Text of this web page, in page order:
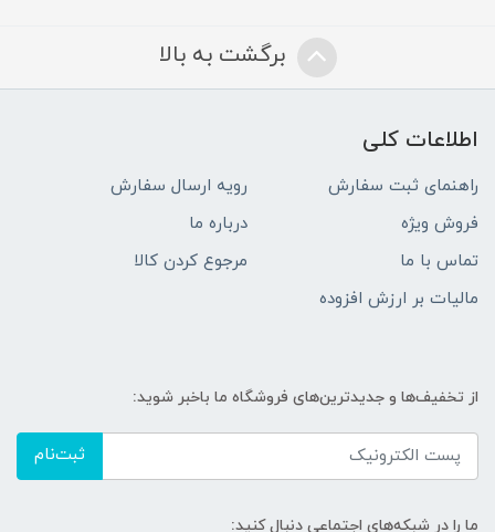
برگشت به بالا
اطلاعات کلی
راهنمای ثبت سفارش
رویه ارسال سفارش
فروش ویژه
درباره ما
تماس با ما
مرجوع کردن کالا
مالیات بر ارزش افزوده
از تخفیف‌ها و جدیدترین‌های فروشگاه ما باخبر شوید:
ثبت‌نام
ما را در شبکه‌های اجتماعی دنبال کنید: